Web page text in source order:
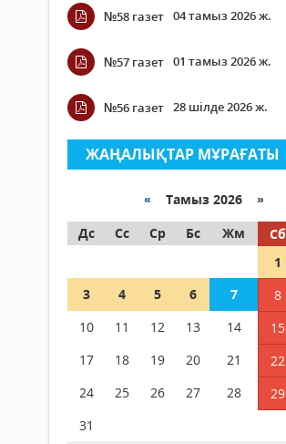
№58 газет 04 тамыз 2026 ж.
№57 газет 01 тамыз 2026 ж.
№56 газет 28 шілде 2026 ж.
ЖАҢАЛЫҚТАР МҰРАҒАТЫ
« Тамыз 2026 »
Дс
Сс Ср Бс Жм Сб
1
3
4 5 6 7 8
10
11 12 13 14 15
17
18 19 20 21 22
24
25 26 27 28 29
31